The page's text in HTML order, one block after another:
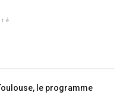
le programme